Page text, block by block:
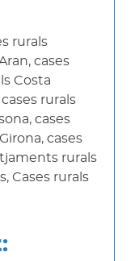
rurals
cases
Costa
rurals
cases
cases
rurals
Cases rurals